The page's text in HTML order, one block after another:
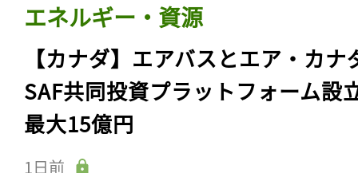
エネルギー・資源
【カナダ】エアバスとエア・カナ
SAF共同投資プラットフォーム設
最大15億円
1日前